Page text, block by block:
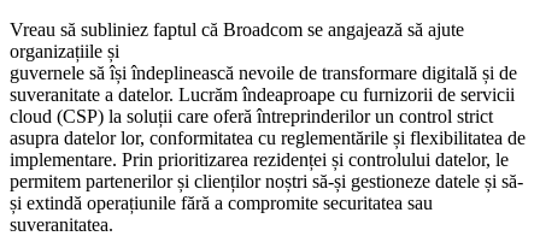
Vreau să subliniez faptul că Broadcom se angajează să ajute
organizațiile și
guvernele să își îndeplinească nevoile de transformare digitală și de
suveranitate a datelor. Lucrăm îndeaproape cu furnizorii de servicii
cloud (CSP) la soluții care oferă întreprinderilor un control strict
asupra datelor lor, conformitatea cu reglementările și flexibilitatea de
implementare. Prin prioritizarea rezidenței și controlului datelor, le
permitem partenerilor și clienților noștri să-și gestioneze datele și să-
și extindă operațiunile fără a compromite securitatea sau
suveranitatea.